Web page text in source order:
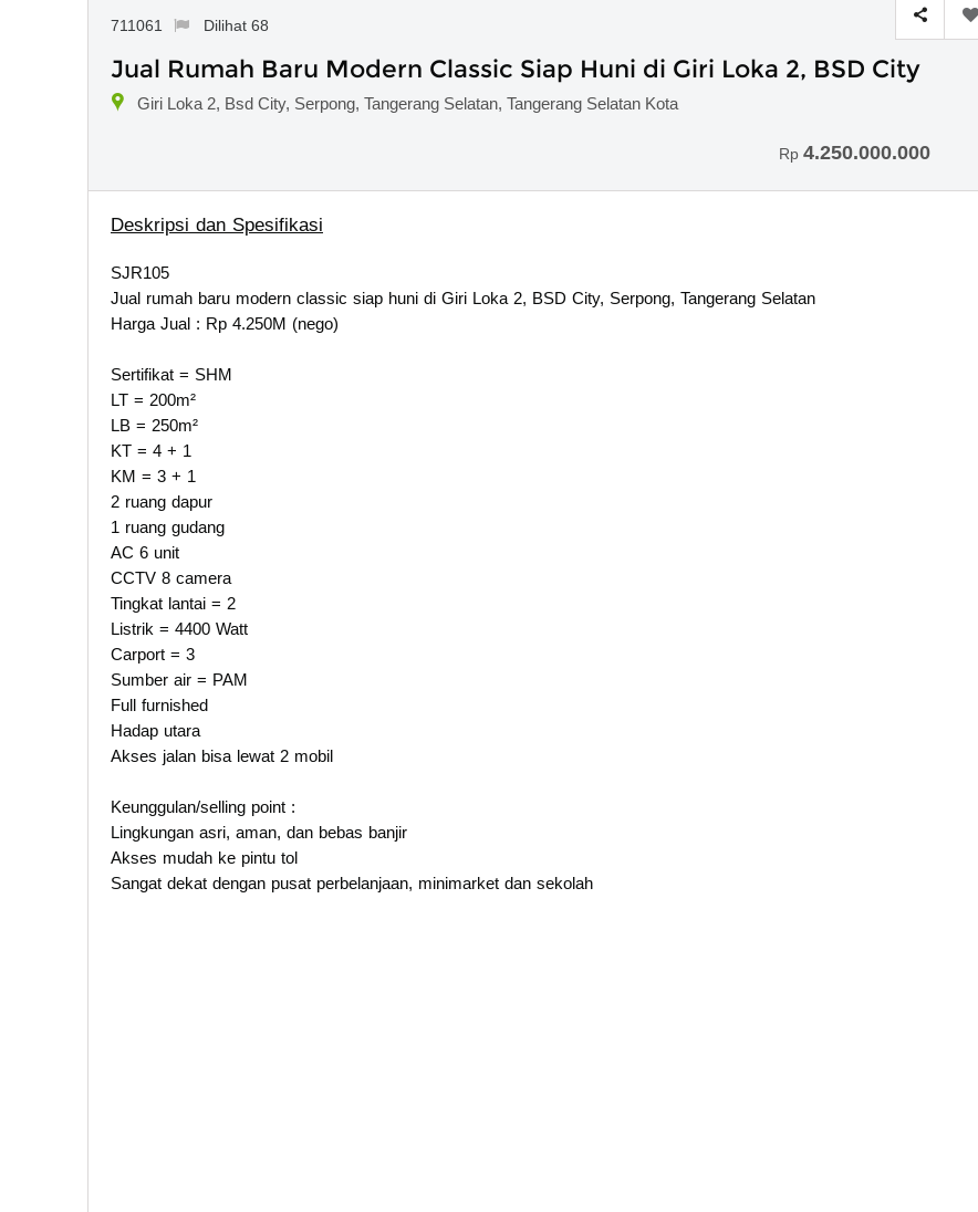
711061 Dilihat 68
Jual Rumah Baru Modern Classic Siap Huni di Giri Loka 2, BSD City
Giri Loka 2, Bsd City, Serpong, Tangerang Selatan, Tangerang Selatan Kota
Rp 4.250.000.000
Deskripsi dan Spesifikasi
SJR105
Jual rumah baru modern classic siap huni di Giri Loka 2, BSD City, Serpong, Tangerang Selatan
Harga Jual : Rp 4.250M (nego)
Sertifikat = SHM
LT = 200m²
LB = 250m²
KT = 4 + 1
KM = 3 + 1
2 ruang dapur
1 ruang gudang
AC 6 unit
CCTV 8 camera
Tingkat lantai = 2
Listrik = 4400 Watt
Carport = 3
Sumber air = PAM
Full furnished
Hadap utara
Akses jalan bisa lewat 2 mobil
Keunggulan/selling point :
Lingkungan asri, aman, dan bebas banjir
Akses mudah ke pintu tol
Sangat dekat dengan pusat perbelanjaan, minimarket dan sekolah